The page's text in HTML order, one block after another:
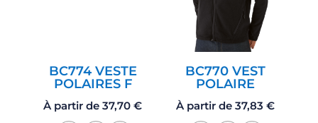
BC774 VESTE
POLAIRES F
À partir de37,70€
BC770 VEST
POLAIRE
À partir de 37,83 €